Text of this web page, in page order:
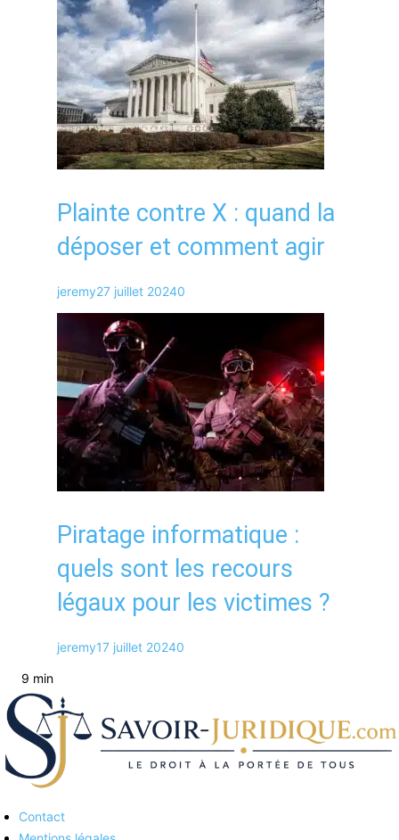
Plainte contre X : quand la
déposer et comment agir
jeremy27 juillet 20240
Piratage informatique :
quels sont les recours
légaux pour les victimes ?
jeremy17 juillet 20240
9 min
Contact